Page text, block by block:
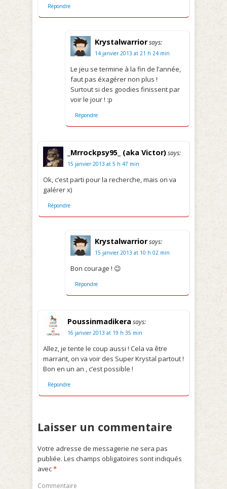
Répondre
Krystalwarriorsays:
14 janvier 2013 at 21 h 24 min
Le jeu se termine à la fin de l’année,
faut pas éxagérer non plus !
Surtout si des goodies finissent par
voir le jour ! :p
Répondre
_Mrrockpsy95_ (aka Victor)says:
15 janvier 2013 at 5 h 47 min
Ok, c’est parti pour la recherche, mais on va
galérer x)
Répondre
Krystalwarriorsays:
15 janvier 2013 at 10 h 02 min
Bon courage ! 😉
Répondre
Poussinmadikera says:
16 janvier 2013 at 19 h 35 min
Allez, je tente le coup aussi ! Cela va être
marrant, on va voir des Super Krystal partout !
Bon en un an , c’est possible !
Répondre
Laisser un commentaire
Votre adresse de messagerie ne sera pas
publiée. Les champs obligatoires sont indiqués
avec*
Commentaire